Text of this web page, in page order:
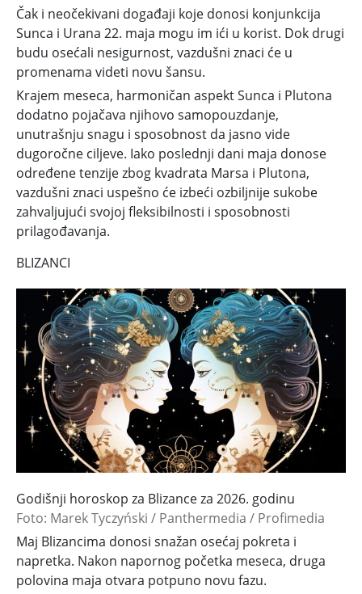
Čak i neočekivani događaji koje donosi konjunkcija
Sunca i Urana 22. maja mogu im ići u korist. Dok drugi
budu osećali nesigurnost, vazdušni znaci će u
promenama videti novu šansu.
Krajem meseca, harmoničan aspekt Sunca i Plutona
dodatno pojačava njihovo samopouzdanje,
unutrašnju snagu i sposobnost da jasno vide
dugoročne ciljeve. Iako poslednji dani maja donose
određene tenzije zbog kvadrata Marsa i Plutona,
vazdušni znaci uspešno će izbeći ozbiljnije sukobe
zahvaljujući svojoj fleksibilnosti i sposobnosti
prilagođavanja.
BLIZANCI
Godišnji horoskop za Blizance za 2026. godinu
Foto: Marek Tyczyński / Panthermedia / Profimedia
Maj Blizancima donosi snažan osećaj pokreta i
napretka. Nakon napornog početka meseca, druga
polovina maja otvara potpuno novu fazu.